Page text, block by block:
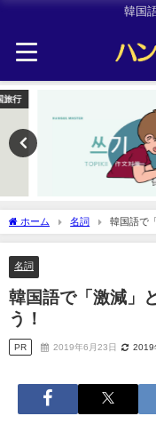
韓国
ホーム 名詞 韓国語で
名詞
韓国語で「激減」
う！
PR 2019年6月23日 2019